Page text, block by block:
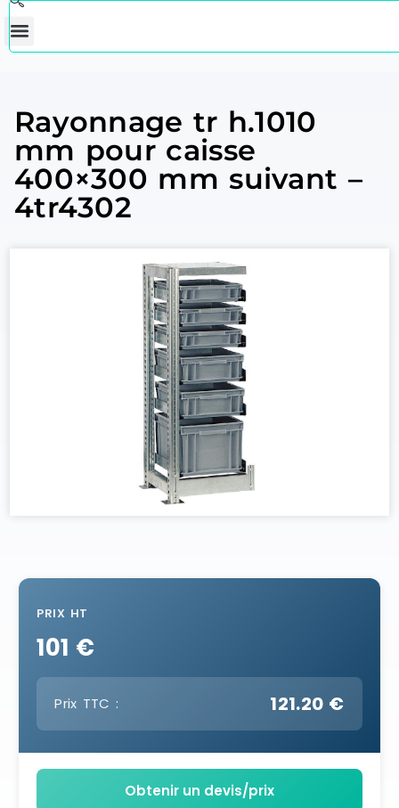
Rayonnage tr h.1010
mm pour caisse
400×300 mm suivant –
4tr4302
PRIX HT
101 €
Prix TTC : 121.20 €
Obtenir un devis/prix